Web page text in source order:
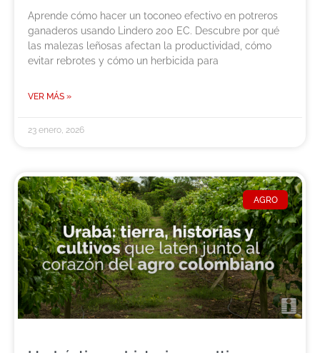
Aprende cómo hacer un toconeo efectivo en potreros
ganaderos usando Lindero 200 EC. Descubre por qué
las malezas leñosas afectan la productividad, cómo
evitar rebrotes y cómo un herbicida para
VER MÁS »
23 enero, 2026
AGRO